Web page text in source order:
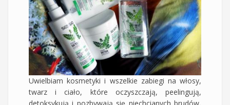
Uwielbiam kosmetyki i wszelkie zabiegi na włosy,
twarz i ciało, które oczyszczają, peelingują,